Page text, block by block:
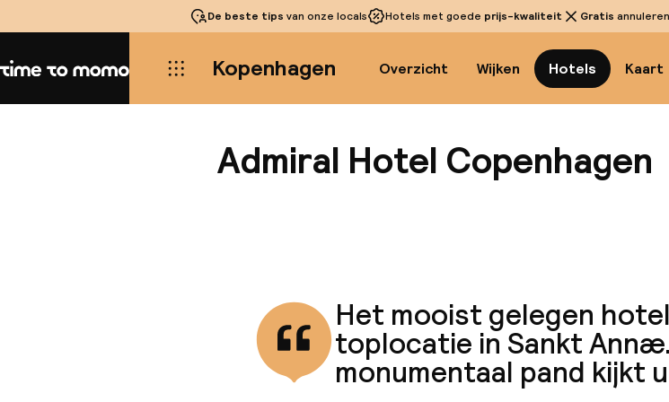
De beste tips van onze locals Hotels met goede prijs-kwaliteit Gratis annuleren
Home Kopenhagen Overzicht Wijken Hotels Kaart
Admiral Hotel Copenhagen
Het mooist gelegen
toplocatie in Sankt
monumentaal pand kijkt